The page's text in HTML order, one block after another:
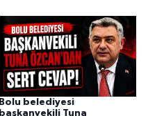
Bolu belediyesi
başkanvekili Tuna